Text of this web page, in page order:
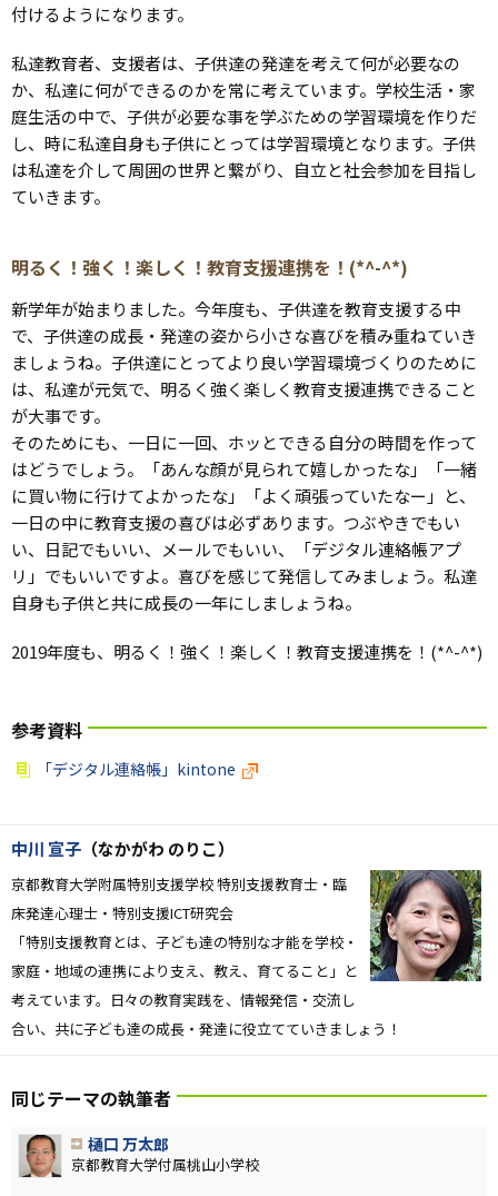
付けるようになります。
私達教育者、支援者は、子供達の発達を考えて何が必要なの
か、私達に何ができるのかを常に考えています。学校生活・家
庭生活の中で、子供が必要な事を学ぶための学習環境を作りだ
し、時に私達自身も子供にとっては学習環境となります。子供
は私達を介して周囲の世界と繋がり、自立と社会参加を目指し
ていきます。
明るく！強く！楽しく！教育支援連携を！(*^-^*)
新学年が始まりました。今年度も、子供達を教育支援する中
で、子供達の成長・発達の姿から小さな喜びを積み重ねていき
ましょうね。子供達にとってより良い学習環境づくりのために
は、私達が元気で、明るく強く楽しく教育支援連携できること
が大事です。
そのためにも、一日に一回、ホッとできる自分の時間を作って
はどうでしょう。「あんな顔が見られて嬉しかったな」「一緒
に買い物に行けてよかったな」「よく頑張っていたなー」と、
一日の中に教育支援の喜びは必ずあります。つぶやきでもい
い、日記でもいい、メールでもいい、「デジタル連絡帳アプ
リ」でもいいですよ。喜びを感じて発信してみましょう。私達
自身も子供と共に成長の一年にしましょうね。
2019年度も、明るく！強く！楽しく！教育支援連携を！(*^-^*)
参考資料
「デジタル連絡帳」kintone
中川 宣子 （なかがわ のりこ）
京都教育大学附属特別支援学校 特別支援教育士・臨
床発達心理士 ・特別支援ICT研究会
「特別支援教育とは、子ども達の特別な才能を学校・
家庭・地域の連携により支え、教え、育てること」と
考えています。日々の教育実践を、情報発信・交流し
合い、共に子ども達の成長・発達に役立てていきましょう！
同じテーマの執筆者
樋口 万太郎
京都教育大学付属桃山小学校